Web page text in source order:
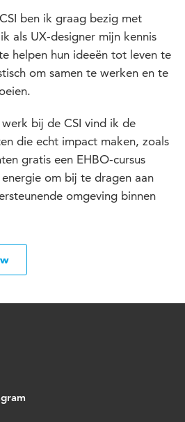
ben ik graag bezig met
als UX-designer mijn kennis
helpen hun ideeën tot leven te
om samen te werken en te
bij de CSI vind ik de
die echt impact maken, zoals
gratis een EHBO-cursus
om bij te dragen aan
omgeving binnen